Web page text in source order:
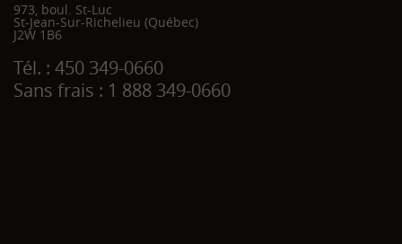
973, boul. St-Luc
St-Jean-Sur-Richelieu (Québec)
J2W 1B6
Tél. : 450 349-0660
Sans frais : 1 888 349-0660